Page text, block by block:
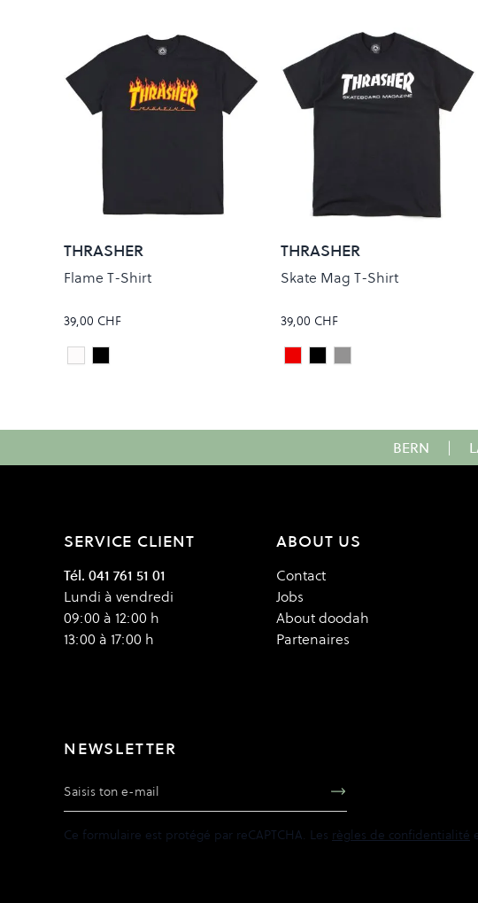
THRASHER
Flame T-Shirt
39,00 CHF
Colour
WhiteBlack
THRASHER
Skate Mag T-Shirt
39,00 CHF
Colour
Maroon
BlackGrey
BERN |
SERVICE CLIENT
Tél. 041 761 51 01
Lundi à vendredi
09:00 à 12:00 h
13:00 à 17:00 h
ABOUT US
Contact
Jobs
About doodah
Partenaires
NEWSLETTER
Adresse e-mail
Ce formulaire est protégé par reCAPTCHA. Les règles de confidentialité